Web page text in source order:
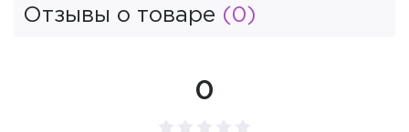
Отзывы о товаре (0)
0